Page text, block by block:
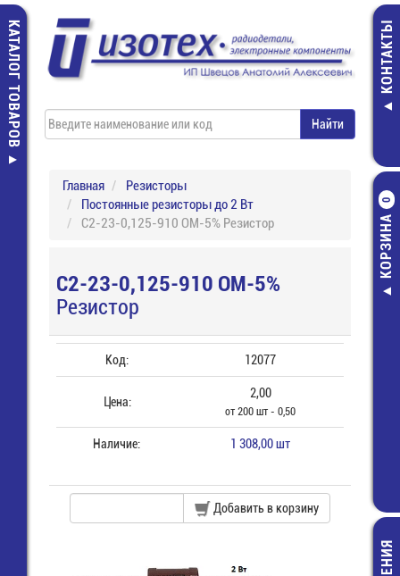
КАТАЛОГ ТОВАРОВ КОНТАКТЫ
КОРЗИНА
0
Главная
Резисторы
Постоянные резисторы до 2 Вт
С2-23-0,125-910 ОМ-5% Резистор
С2-23-0,125-910 ОМ-5%
Резистор
Код: 12077
Цена:
2,00
от 200 шт - 0,50
Наличие: 1 308,00 шт
Добавить в корзину